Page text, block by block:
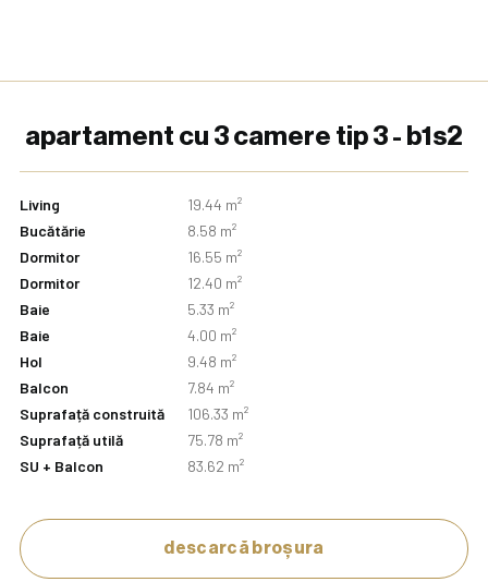
apartament cu 3 camere tip 3 - b1s2
Living
19.44 m²
Bucătărie
8.58 m²
Dormitor
16.55 m²
Dormitor
12.40 m²
Baie
5.33 m²
Baie
4.00 m²
Hol
9.48 m²
Balcon
7.84 m²
Suprafață construită
106.33 m²
Suprafață utilă
75.78 m²
SU + Balcon
83.62 m²
descarcă broșura